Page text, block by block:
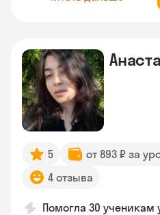
5 от 893 ₽ за
4 отзыва
Помогла 30 ученикам